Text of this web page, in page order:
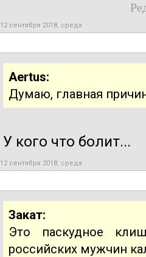
12 сентября 2018, среда
Aertus:
Думаю, главная
У кого что болит...
12 сентября 2018, среда
Закат:
Это паскудное
российских мужчин